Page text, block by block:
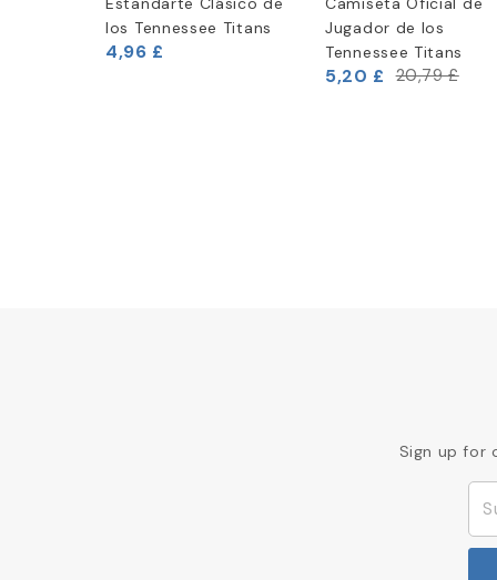
los Tennessee Titans
4,96 £
Jugador de los
Tennessee Titans
5,20 £ 20,79 £
Sign up for